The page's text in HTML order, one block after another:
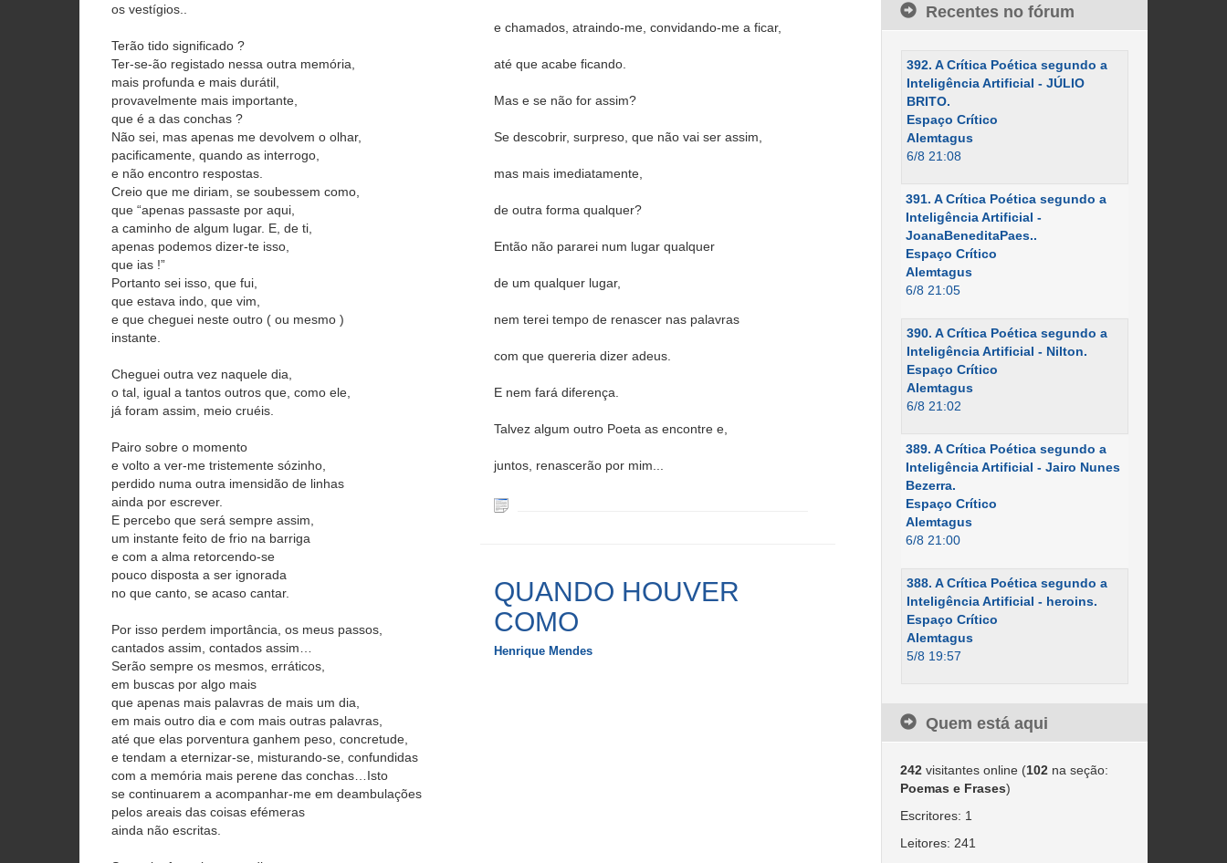
os vestígios..
Terão tido significado ?
Ter-se-ão registado nessa outra memória,
mais profunda e mais durátil,
provavelmente mais importante,
que é a das conchas ?
Não sei, mas apenas me devolvem o olhar,
pacificamente, quando as interrogo,
e não encontro respostas.
Creio que me diriam, se soubessem como,
que “apenas passaste por aqui,
a caminho de algum lugar. E, de ti,
apenas podemos dizer-te isso,
que ias !”
Portanto sei isso, que fui,
que estava indo, que vim,
e que cheguei neste outro ( ou mesmo )
instante.
Cheguei outra vez naquele dia,
o tal, igual a tantos outros que, como ele,
já foram assim, meio cruéis.
Pairo sobre o momento
e volto a ver-me tristemente sózinho,
perdido numa outra imensidão de linhas
ainda por escrever.
E percebo que será sempre assim,
um instante feito de frio na barriga
e com a alma retorcendo-se
pouco disposta a ser ignorada
no que canto, se acaso cantar.
Por isso perdem importância, os meus passos,
cantados assim, contados assim…
Serão sempre os mesmos, erráticos,
em buscas por algo mais
que apenas mais palavras de mais um dia,
em mais outro dia e com mais outras palavras,
até que elas porventura ganhem peso, concretude,
e tendam a eternizar-se, misturando-se, confundidas
com a memória mais perene das conchas…Isto
se continuarem a acompanhar-me em deambulações
pelos areais das coisas efémeras
ainda não escritas.
e chamados, atraindo-me, convidando-me a ficar,
até que acabe ficando.
Mas e se não for assim?
Se descobrir, surpreso, que não vai ser assim,
mas mais imediatamente,
de outra forma qualquer?
Então não pararei num lugar qualquer
de um qualquer lugar,
nem terei tempo de renascer nas palavras
com que quereria dizer adeus.
E nem fará diferença.
Talvez algum outro Poeta as encontre e,
juntos, renascerão por mim...
QUANDO HOUVER
COMO
Henrique Mendes
Recentes no fórum
392. A Crítica Poética segundo a
Inteligência Artificial - JÚLIO
BRITO.
Espaço Crítico
Alemtagus
6/8 21:08
391. A Crítica Poética segundo a
Inteligência Artificial -
JoanaBeneditaPaes..
Espaço Crítico
Alemtagus
6/8 21:05
390. A Crítica Poética segundo a
Inteligência Artificial - Nilton.
Espaço Crítico
Alemtagus
6/8 21:02
389. A Crítica Poética segundo a
Inteligência Artificial - Jairo Nunes
Bezerra.
Espaço Crítico
Alemtagus
6/8 21:00
388. A Crítica Poética segundo a
Inteligência Artificial - heroins.
Espaço Crítico
Alemtagus
5/8 19:57
Quem está aqui
242visitantes online (102na seção:
Poemas e Frases)
Escritores: 1
Leitores: 241